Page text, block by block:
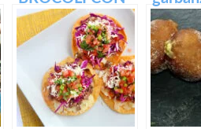
GERMINADOS